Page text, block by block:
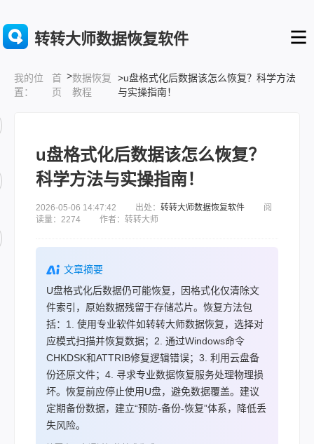
转转大师数据恢复软件
我的位
置：
首
页
>数据恢复
教程
>u盘格式化后数据该怎么恢复？科学方法
与实操指南！
u盘格式化后数据该怎么恢复？
科学方法与实操指南！
2026-05-06 14:47:42 出处： 转转大师数据恢复软件 阅
读量：2274 作者：转转大师
文章摘要
U盘格式化后数据仍可能恢复，因格式化仅清除文
件索引，原始数据残留于存储芯片。恢复方法包
括：1. 使用专业软件如转转大师数据恢复，选择对
应模式扫描并恢复数据；2. 通过Windows命令
CHKDSK和ATTRIB修复逻辑错误；3. 利用云盘备
份还原文件；4. 寻求专业数据恢复服务处理物理损
坏。恢复前应停止使用U盘，避免数据覆盖。建议
定期备份数据，建立“预防-备份-恢复”体系，降低丢
失风险。